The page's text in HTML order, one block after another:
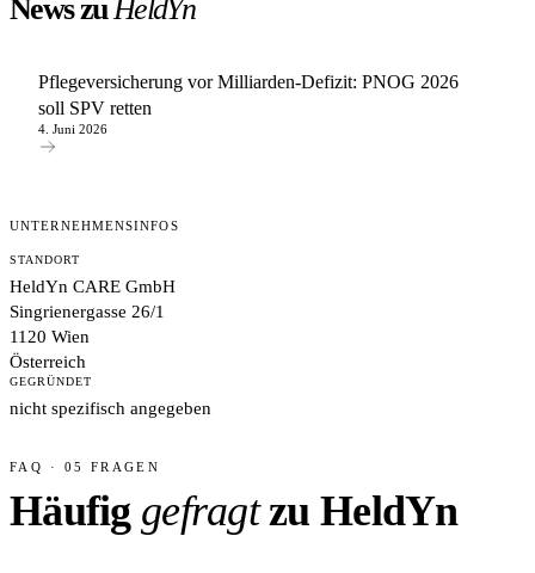
News zuHeldYn
Pflegeversicherung vor Milliarden-Defizit: PNOG 2026
soll SPV retten
4. Juni 2026
UNTERNEHMENSINFOS
STANDORT
HeldYn CARE GmbH
Singrienergasse 26/1
1120 Wien
Österreich
GEGRÜNDET
nicht spezifisch angegeben
FAQ · 05 FRAGEN
Häufig gefragtzu HeldYn